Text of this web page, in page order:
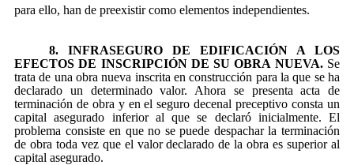
para ello, han de preexistir como elementos independientes.
8. INFRASEGURO DE EDIFICACIÓN A LOS
EFECTOS DE INSCRIPCIÓN DE SU OBRA NUEVA. Se
trata de una obra nueva inscrita en construcción para la que se ha
declarado un determinado valor. Ahora se presenta acta de
terminación de obra y en el seguro decenal preceptivo consta un
capital asegurado inferior al que se declaró inicialmente. El
problema consiste en que no se puede despachar la terminación
de obra toda vez que el valor declarado de la obra es superior al
capital asegurado.